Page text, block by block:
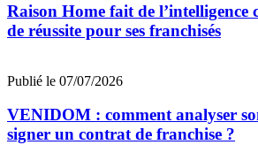
Raison Home fait de l’intelligence
de réussite pour ses franchisés
Publié le 07/07/2026
VENIDOM : comment analyser
signer un contrat de franchise ?